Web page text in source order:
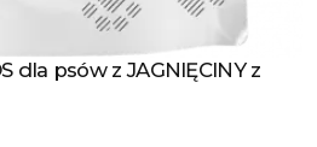
dla psów z JAGNIĘCINY z